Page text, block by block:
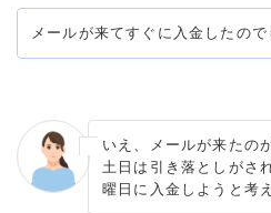
メールが来てすぐに入金したので
いえ、メールが来たの
土日は引き落としがさ
曜日に入金しようと考